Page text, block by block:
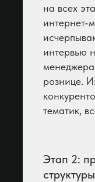
на всех
интернет-
интервью
рознице.
тематик,
Этап 2: